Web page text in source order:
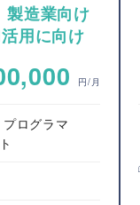
製造業向け
用に向け
円/月
ログラマ